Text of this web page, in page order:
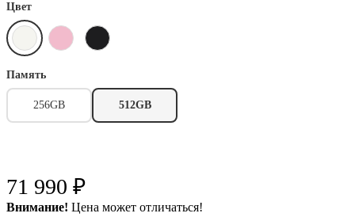
Цвет
Память
256GB 512GB
71 990 ₽
Внимание! Цена может отличаться!